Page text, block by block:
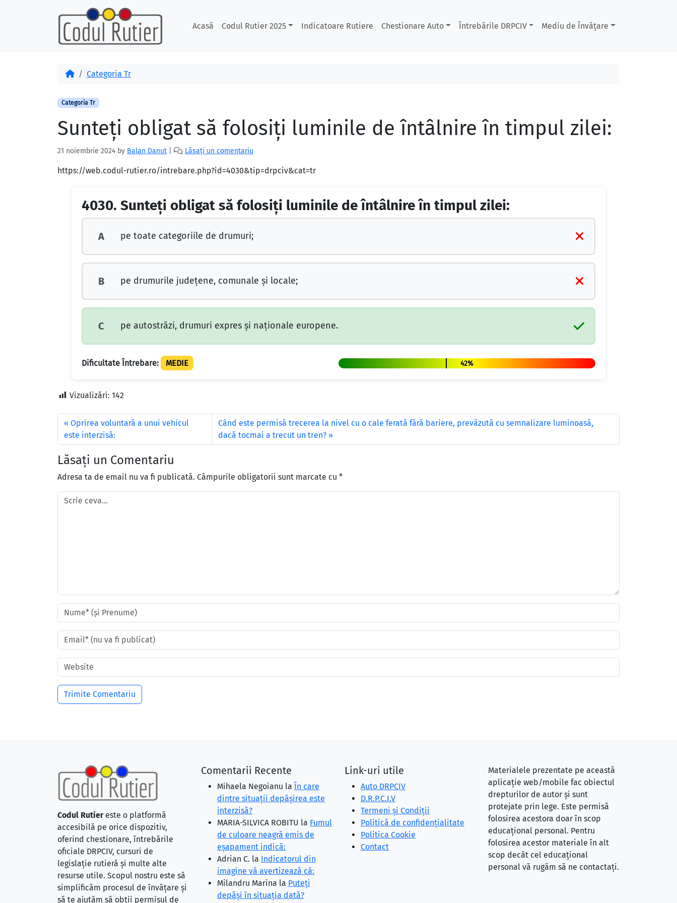
Acasă Codul Rutier 2025 Indicatoare Rutiere Chestionare Auto Întrebările DRPCIV Mediu de Învățare
AcasăCategoria Tr
Categoria Tr
Sunteți obligat să folosiți luminile de întâlnire în timpul zilei:
21 noiembrie 2024 by Balan Danut Lăsați un comentariu
https://web.codul-rutier.ro/intrebare.php?id=4030&tip=drpciv&cat=tr
4030. Sunteți obligat să folosiți luminile de întâlnire în timpul zilei:
A pe toate categoriile de drumuri;
B pe drumurile județene, comunale și locale;
C pe autostrăzi, drumuri expres și naționale europene.
Dificultate Întrebare: MEDIE 42%
Vizualizări: 142
Oprirea voluntară a unui vehicul
este interzisă:
Când este permisă trecerea la nivel cu o cale ferată fără bariere, prevăzută cu semnalizare luminoasă,
dacă tocmai a trecut un tren?
Lăsați un Comentariu
Adresa ta de email nu va fi publicată. Câmpurile obligatorii sunt marcate cu *
Codul Rutiereste o platformă
accesibilă pe orice dispozitiv,
oferind chestionare, întrebările
oficiale DRPCIV, cursuri de
legislație rutieră și multe alte
resurse utile. Scopul nostru este să
simplificăm procesul de învățare și
să te ajutăm să obții permisul de
Comentarii Recente
Mihaela Negoianu la În care
dintre situaţii depăşirea este
interzisă?
MARIA-SILVICA ROBITU la Fumul
de culoare neagră emis de
eşapament indică:
Adrian C. la Indicatorul din
imagine vă avertizează că:
Milandru Marina la Puteţi
depăşi în situaţia dată?
Link-uri utile
Auto DRPCIV
D.R.P.C.I.V
Termeni și Condiții
Politică de confidențialitate
Politica Cookie
Contact
Materialele prezentate pe această
aplicație web/mobile fac obiectul
drepturilor de autor și sunt
protejate prin lege. Este permisă
folosirea acestora doar în scop
educațional personal. Pentru
folosirea acestor materiale în alt
scop decât cel educațional
personal vă rugăm să ne contactați.